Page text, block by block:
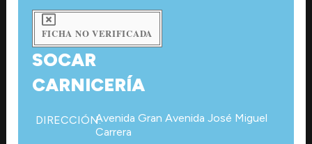
FICHA NO VERIFICADA
SOCAR
CARNICERÍA
DIRECCIÓN:Avenida Gran Avenida José Miguel
Carrera